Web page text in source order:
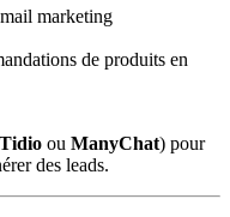
marketing
de produits en
Tidio ou ManyChat) pour
des leads.